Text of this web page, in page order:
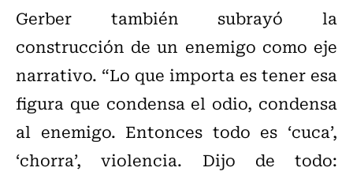
Gerber también subrayó la
construcción de un enemigo como eje
narrativo. “Lo que importa es tener esa
figura que condensa el odio, condensa
al enemigo. Entonces todo es ‘cuca’,
‘chorra’, violencia. Dijo de todo: